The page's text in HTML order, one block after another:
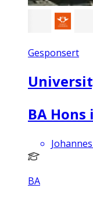
Gesponsert
BA
BA